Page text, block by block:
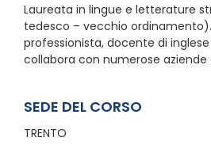
Laureata in lingue e letterature
tedesco – vecchio ordinamento).
professionista, docente di
collabora con numerose
SEDE DEL CORSO
TRENTO